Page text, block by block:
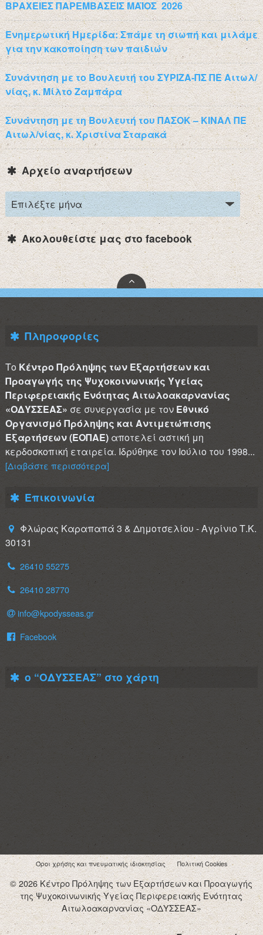
ΒΡΑΧΕΙΕΣ ΠΑΡΕΜΒΑΣΕΙΣ ΜΑΪΟΣ 2026
Ενημερωτική Ημερίδα: Σπάμε τη σιωπή και μιλάμε
για την κακοποίηση των παιδιών
Συνάντηση με το Βουλευτή του ΣΥΡΙΖΑ-ΠΣ ΠΕ Αιτωλ/
νίας, κ. Μίλτο Ζαμπάρα
Συνάντηση με τη Βουλευτή του ΠΑΣΟΚ – ΚΙΝΑΛ ΠΕ
Αιτωλ/νίας, κ. Χριστίνα Σταρακά
Αρχείο αναρτήσεων
Ακολουθείστε μας στο facebook
Πληροφορίες
Το Κέντρο Πρόληψης των Εξαρτήσεων και
Προαγωγής της Ψυχοκοινωνικής Υγείας
Περιφερειακής Ενότητας Αιτωλοακαρνανίας
«ΟΔΥΣΣΕΑΣ» σε συνεργασία με τον Εθνικό
Οργανισμό Πρόληψης και Αντιμετώπισης
Εξαρτήσεων (ΕΟΠΑΕ)αποτελεί αστική μη
κερδοσκοπική εταιρεία. Ιδρύθηκε τον Ιούλιο του 1998...
[Διαβάστε περισσότερα]
Επικοινωνία
Φλώρας Καραπαπά 3 & Δημοτσελίου - Αγρίνιο Τ.Κ.
30131
26410 55275
26410 28770
info@kpodysseas.gr
Facebook
ο “ΟΔΥΣΣΕΑΣ” στο χάρτη
Όροι χρήσης και πνευματικής ιδιοκτησίας Πολιτική Cookies
© 2026 Κέντρο Πρόληψης των Εξαρτήσεων και Προαγωγής
της Ψυχοκοινωνικής Υγείας Περιφερειακής Ενότητας
Αιτωλοακαρνανίας «ΟΔΥΣΣΕΑΣ»